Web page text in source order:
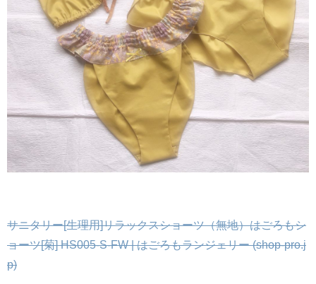
サニタリー[生理用]リラックスショーツ（無地）はごろもシ
ョーツ[菊] HS005-S-FW | はごろもランジェリー (shop-pro.j
p)